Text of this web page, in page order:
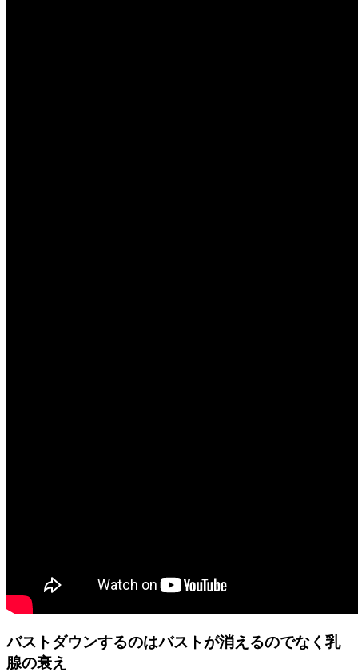
バストダウンするのはバストが消えるのでなく乳
腺の衰え